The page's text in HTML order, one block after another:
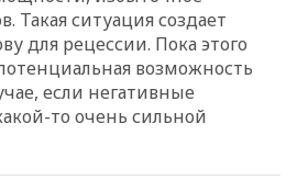
Такая ситуация создает
для рецессии. Пока этого
возможность
если негативные
то очень сильной